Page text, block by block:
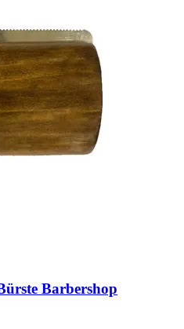
Barbershop